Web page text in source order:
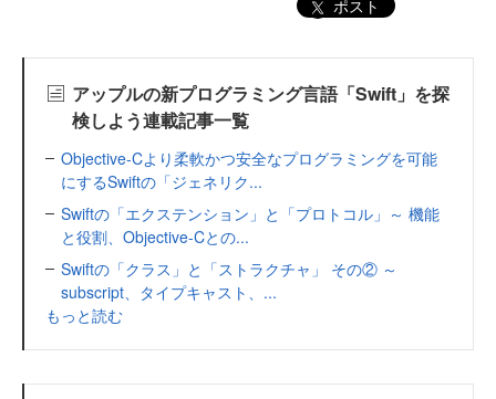
ポスト
アップルの新プログラミング言語「Swift」を探
検しよう連載記事一覧
Objective-Cより柔軟かつ安全なプログラミングを可能
にするSwiftの「ジェネリク...
Swiftの「エクステンション」と「プロトコル」～ 機能
と役割、Objective-Cとの...
Swiftの「クラス」と「ストラクチャ」 その② ～
subscript、タイプキャスト、...
もっと読む